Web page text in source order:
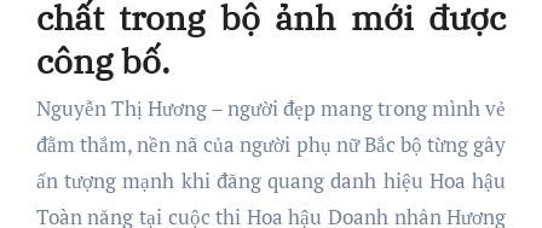
chất trong bộ ảnh mới được
công bố.
Nguyễn Thị Hương – người đẹp mang trong mình vẻ
đằm thắm, nền nã của người phụ nữ Bắc bộ từng gây
ấn tượng mạnh khi đăng quang danh hiệu Hoa hậu
Toàn năng tại cuộc thi Hoa hậu Doanh nhân Hương